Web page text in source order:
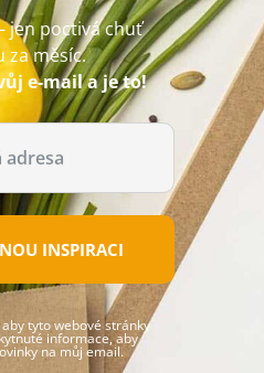
jen poctivá chuť
za měsíc.
e-mail a je to!
INSPIRACI
tyto webové stránky
informace, aby
na můj email.